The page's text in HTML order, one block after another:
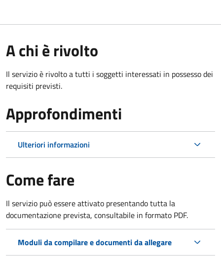
A chi è rivolto
Il servizio è rivolto a tutti i soggetti interessati in possesso dei
requisiti previsti.
Approfondimenti
Ulteriori informazioni
Come fare
Il servizio può essere attivato presentando tutta la
documentazione prevista, consultabile in formato PDF.
Moduli da compilare e documenti da allegare